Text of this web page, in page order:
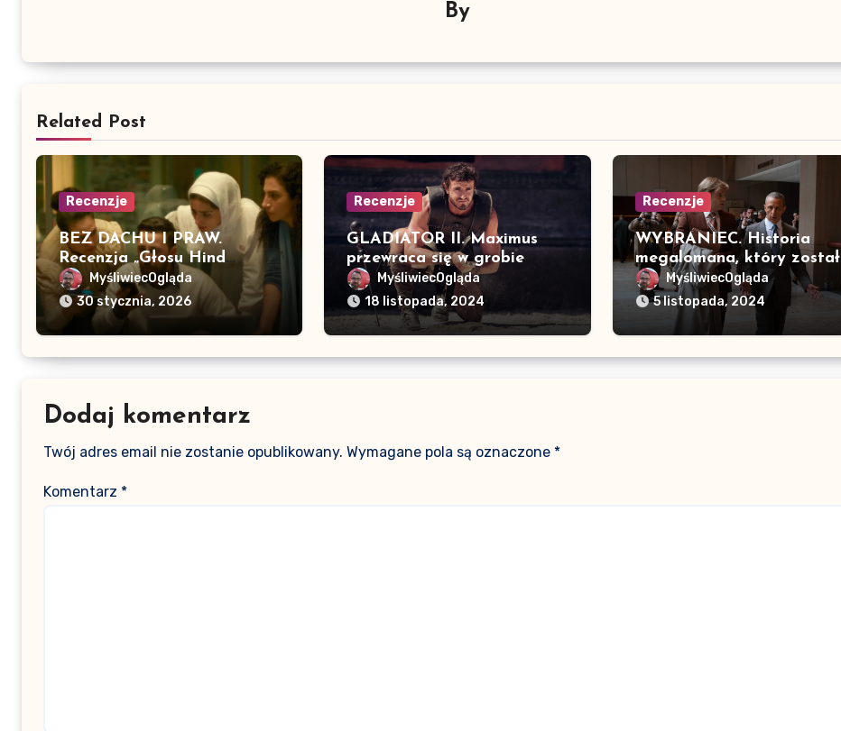
By
Related Post
Recenzje
BEZ DACHU I PRAW.
Recenzja „Głosu Hind
Rajab”MyśliwiecOgląda
30 stycznia, 2026
Recenzje
GLADIATOR II. Maximus
przewraca się w grobie
MyśliwiecOgląda
18 listopada, 2024
Recenzje
WYBRANIEC. Historia
megalomana, który został
prezydentem
MyśliwiecOgląda
5 listopada, 2024
Dodaj komentarz
Twój adres email nie zostanie opublikowany. Wymagane pola są oznaczone *
Komentarz *